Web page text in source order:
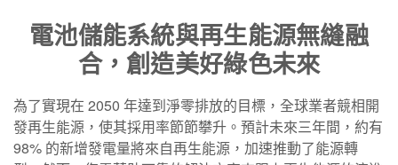
電池儲能系統與再生能源無縫融
合，創造美好綠色未來
為了實現在 2050 年達到淨零排放的目標，全球業者競相開
發再生能源，使其採用率節節攀升。預計未來三年間，約有
98% 的新增發電量將來自再生能源，加速推動了能源轉